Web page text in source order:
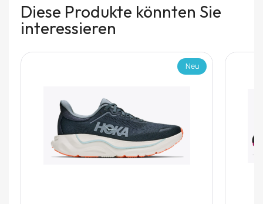
Diese Produkte könnten Sie
interessieren
Neu